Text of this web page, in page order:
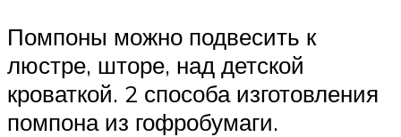
Помпоны можно подвесить к
люстре, шторе, над детской
кроваткой. 2 способа изготовления
помпона из гофробумаги.